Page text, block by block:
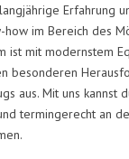
Erfahrung
how im Bereich des
ist mit modernstem
besonderen
aus. Mit uns kannst
termingerecht an